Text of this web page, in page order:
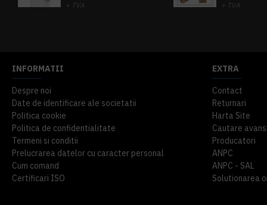
+ TVA
+ TVA
INFORMATII
Despre noi
Date de identificare ale societatii
Politica cookie
Politica de confidentialitate
Termeni si conditii
Prelucrarea datelor cu caracter personal
Cum comand
Certificari ISO
EXTRA
Contact
Returnari
Harta Site
Cautare
Producatori
ANPC
ANPC - SAL
Solutionarea